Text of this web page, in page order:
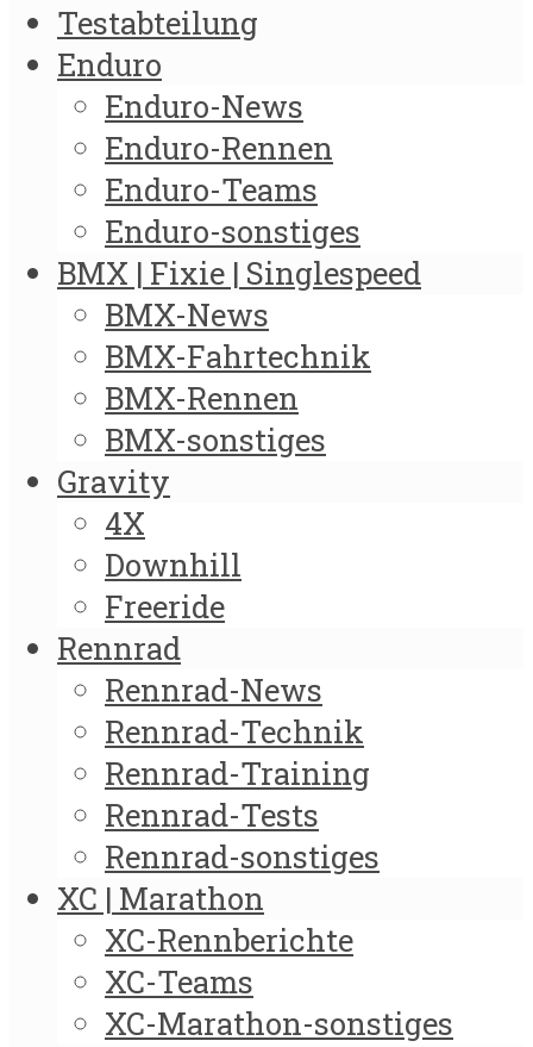
Testabteilung
Enduro
Enduro-News
Enduro-Rennen
Enduro-Teams
Enduro-sonstiges
BMX | Fixie | Singlespeed
BMX-News
BMX-Fahrtechnik
BMX-Rennen
BMX-sonstiges
Gravity
4X
Downhill
Freeride
Rennrad
Rennrad-News
Rennrad-Technik
Rennrad-Training
Rennrad-Tests
Rennrad-sonstiges
XC | Marathon
XC-Rennberichte
XC-Teams
XC-Marathon-sonstiges